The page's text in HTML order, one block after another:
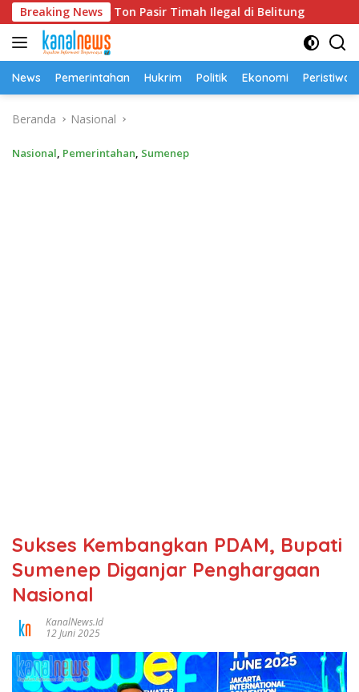
Langsung
ke
konten
Breaking News
52,5 Ton Pasir Timah Ilegal di Belitung
News Pemerintahan Hukrim Politik Ekonomi Peristiwa
Beranda Nasional
Nasional, Pemerintahan, Sumenep
Sukses Kembangkan PDAM, Bupati
Sumenep Diganjar Penghargaan
Nasional
KanalNews.id
12 Juni 2025